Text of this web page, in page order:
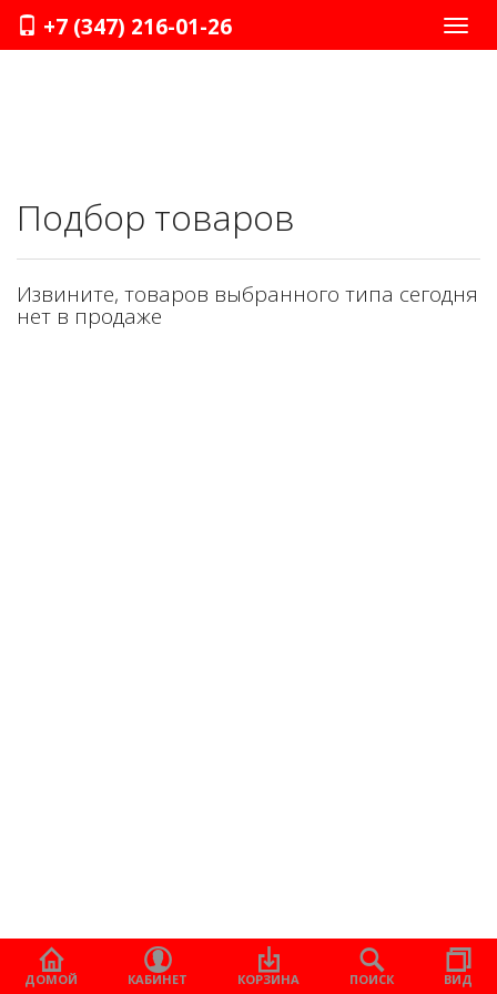
+7 (347) 216-01-26
Подбор товаров
Извините, товаров выбранного типа сегодня
нет в продаже
ДОМОЙ КАБИНЕТ КОРЗИНА ПОИСК ВИД